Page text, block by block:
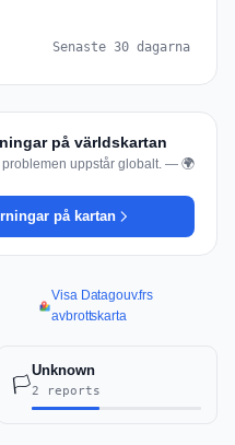
Senaste 30 dagarna
på världskartan
uppstår globalt. — 🌍
på kartan
Visa Datagouv.frs
avbrottskarta
🏳️
Unknown
2 reports